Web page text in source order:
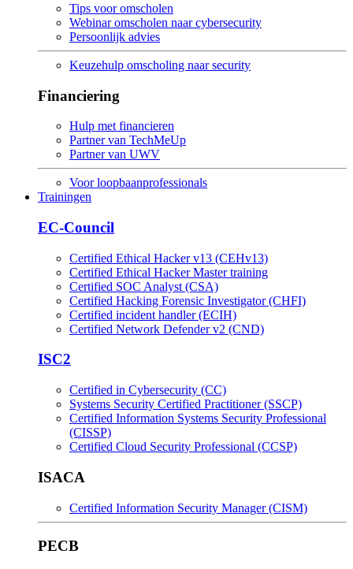
Tips voor omscholen
Webinar omscholen naar cybersecurity
Persoonlijk advies
Keuzehulp omscholing naar security
Financiering
Hulp met financieren
Partner van TechMeUp
Partner van UWV
Voor loopbaanprofessionals
Trainingen
EC-Council
Certified Ethical Hacker v13 (CEHv13)
Certified Ethical Hacker Master training
Certified SOC Analyst (CSA)
Certified Hacking Forensic Investigator (CHFI)
Certified incident handler (ECIH)
Certified Network Defender v2 (CND)
ISC2
Certified in Cybersecurity (CC)
Systems Security Certified Practitioner (SSCP)
Certified Information Systems Security Professional
(CISSP)
Certified Cloud Security Professional (CCSP)
ISACA
Certified Information Security Manager (CISM)
PECB